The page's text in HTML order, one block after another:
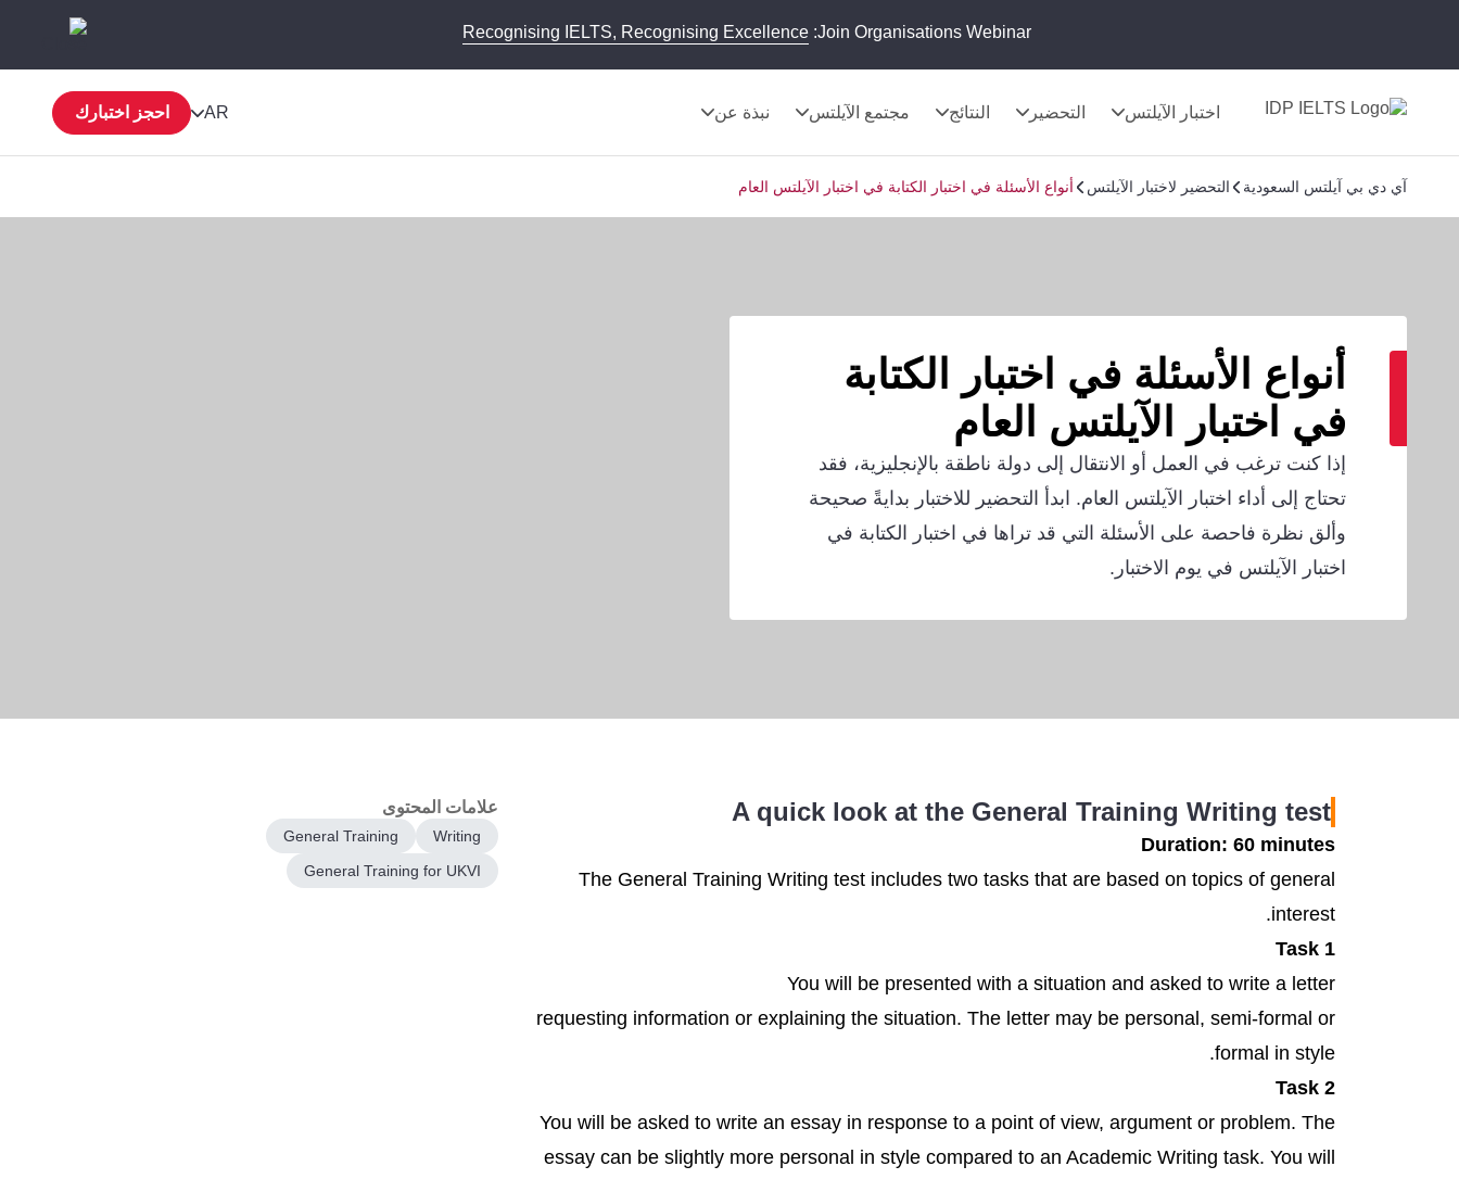
Join Organisations Webinar:
Recognising IELTS, Recognising Excellence
اختبار الآيلتس التحضير النتائج مجتمع الآيلتس نبذة عن AR احجز اختبارك
آي دي بي آيلتس السعودية التحضير لاختبار الآيلتس أنواع الأسئلة في اختبار الكتابة في اختبار الآيلتس العام
أنواع الأسئلة في اختبار الكتابة
في اختبار الآيلتس العام
إذا كنت ترغب في العمل أو الانتقال إلى دولة ناطقة بالإنجليزية، فقد
تحتاج إلى أداء اختبار الآيلتس العام. ابدأ التحضير للاختبار بدايةً صحيحة
وألق نظرة فاحصة على الأسئلة التي قد تراها في اختبار الكتابة في
اختبار الآيلتس في يوم الاختبار.
A quick look at the General Training Writing test
Duration: 60 minutes
The General Training Writing test includes two tasks that are based on topics of general
interest.
Task 1
You will be presented with a situation and asked to write a letter
requesting information or explaining the situation. The letter may be personal, semi-formal or
formal in style.
Task 2
You will be asked to write an essay in response to a point of view, argument or problem. The
essay can be slightly more personal in style compared to an Academic Writing task. You will
علامات المحتوى
Writing
General Training
General Training for UKVI